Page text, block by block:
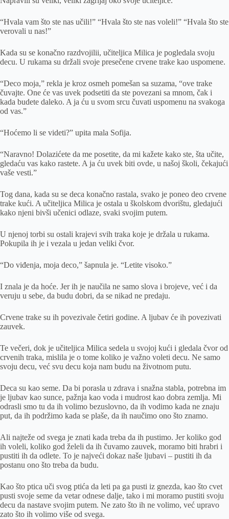
“Hvala vam što ste nas učili!” “Hvala što ste nas voleli!” “Hvala što ste
verovali u nas!”
Kada su se konačno razdvojilii, učiteljica Milica je pogledala svoju
decu. U rukama su držali svoje presečene crvene trake kao uspomene.
“Deco moja,” rekla je kroz osmeh pomešan sa suzama, “ove trake
čuvajte. One će vas uvek podsetiti da ste povezani sa mnom, čak i
kada budete daleko. A ja ću u svom srcu čuvati uspomenu na svakoga
od vas.”
“Hoćemo li se videti?” upita mala Sofija.
“Naravno! Dolazićete da me posetite, da mi kažete kako ste, šta učite,
gledaću vas kako rastete. A ja ću uvek biti ovde, u našoj školi, čekajući
vaše vesti.”
Tog dana, kada su se deca konačno rastala, svako je poneo deo crvene
trake kući. A učiteljica Milica je ostala u školskom dvorištu, gledajući
kako njeni bivši učenici odlaze, svaki svojim putem.
U njenoj torbi su ostali krajevi svih traka koje je držala u rukama.
Pokupila ih je i vezala u jedan veliki čvor.
“Do viđenja, moja deco,” šapnula je. “Letite visoko.”
I znala je da hoće. Jer ih je naučila ne samo slova i brojeve, već i da
veruju u sebe, da budu dobri, da se nikad ne predaju.
Crvene trake su ih povezivale četiri godine. A ljubav će ih povezivati
zauvek.
Te večeri, dok je učiteljica Milica sedela u svojoj kući i gledala čvor od
crvenih traka, mislila je o tome koliko je važno voleti decu. Ne samo
svoju decu, već svu decu koja nam budu na životnom putu.
Deca su kao seme. Da bi porasla u zdrava i snažna stabla, potrebna im
je ljubav kao sunce, pažnja kao voda i mudrost kao dobra zemlja. Mi
odrasli smo tu da ih volimo bezuslovno, da ih vodimo kada ne znaju
put, da ih podržimo kada se plaše, da ih naučimo ono što znamo.
Ali najteže od svega je znati kada treba da ih pustimo. Jer koliko god
ih voleli, koliko god želeli da ih čuvamo zauvek, moramo biti hrabri i
pustiti ih da odlete. To je najveći dokaz naše ljubavi – pustiti ih da
postanu ono što treba da budu.
Kao što ptica uči svog ptića da leti pa ga pusti iz gnezda, kao što cvet
pusti svoje seme da vetar odnese dalje, tako i mi moramo pustiti svoju
decu da nastave svojim putem. Ne zato što ih ne volimo, već upravo
zato što ih volimo više od svega.